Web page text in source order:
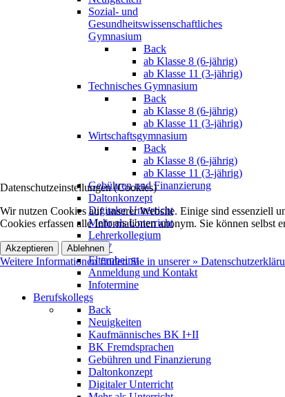
Sozial- und
Gesundheitswissenschaftliches
Gymnasium
Back
ab Klasse 8 (6-jährig)
ab Klasse 11 (3-jährig)
Technisches Gymnasium
Back
ab Klasse 8 (6-jährig)
ab Klasse 11 (3-jährig)
Wirtschaftsgymnasium
Back
ab Klasse 8 (6-jährig)
ab Klasse 11 (3-jährig)
Gebühren und Finanzierung
Daltonkonzept
Digitaler Unterricht
Mehr als Unterricht
Lehrerkollegium
SMV
Elternbeirat
Anmeldung und Kontakt
Infotermine
Berufskollegs
Back
Neuigkeiten
Kaufmännisches BK I+II
BK Fremdsprachen
Gebühren und Finanzierung
Daltonkonzept
Digitaler Unterricht
Datenschutzeinstellungen (Cookies)
Wir nutzen Cookies auf unserer Website. Einige sind essenziell
Cookies erfassen alle Informationen anonym. Sie können selbst
Akzeptieren Ablehnen
Weitere Informationen finden Sie in unserer »